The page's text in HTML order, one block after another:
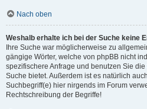
Nach oben
Weshalb erhalte ich bei der Suche keine
Ihre Suche war möglicherweise zu
gängige Wörter, welche von phpBB nicht
spezifischere Anfrage und benutzen Sie
Suche bietet. Außerdem ist es natürlich
Suchbegriff(e) hier nirgends im Forum
Rechtschreibung der Begriffe!